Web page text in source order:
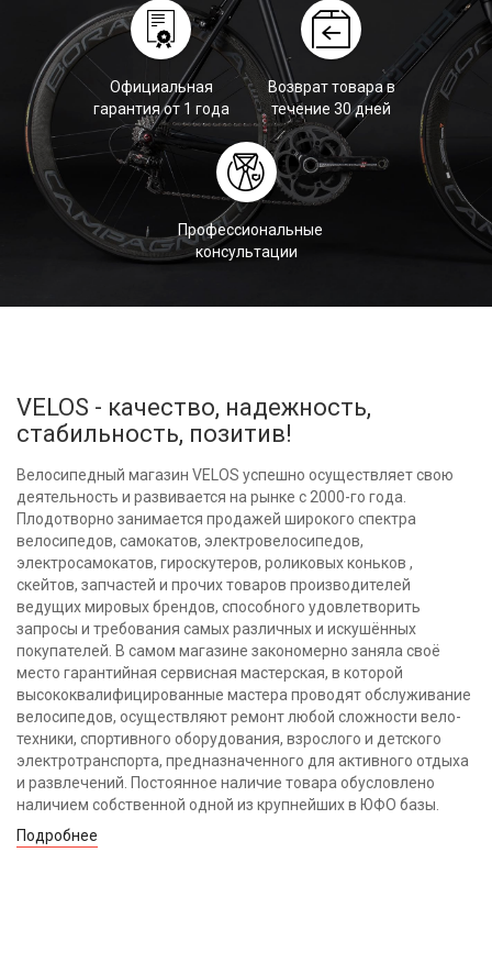
Официальная
гарантия от 1 года
Возврат товара в
течение 30 дней
Профессиональные
консультации
VELOS - качество, надежность,
стабильность, позитив!
Велосипедный магазин VELOS успешно осуществляет свою
деятельность и развивается на рынке с 2000-го года.
Плодотворно занимается продажей широкого спектра
велосипедов, самокатов, электровелосипедов,
электросамокатов, гироскутеров, роликовых коньков ,
скейтов, запчастей и прочих товаров производителей
ведущих мировых брендов, способного удовлетворить
запросы и требования самых различных и искушённых
покупателей. В самом магазине закономерно заняла своё
место гарантийная сервисная мастерская, в которой
высококвалифицированные мастера проводят обслуживание
велосипедов, осуществляют ремонт любой сложности вело-
техники, спортивного оборудования, взрослого и детского
электротранспорта, предназначенного для активного отдыха
и развлечений. Постоянное наличие товара обусловлено
наличием собственной одной из крупнейших в ЮФО базы.
Подробнее